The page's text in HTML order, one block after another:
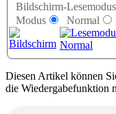
Bildschirm-
Modus
Lesemodus
Normal
Diesen Artikel können
die Wiedergabefunktion